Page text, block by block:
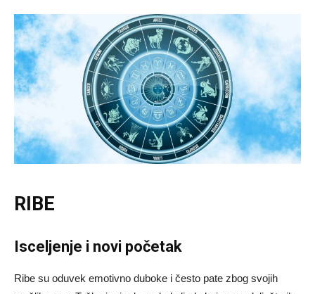
RIBE
Isceljenje i novi početak
Ribe su oduvek emotivno duboke i često pate zbog svojih